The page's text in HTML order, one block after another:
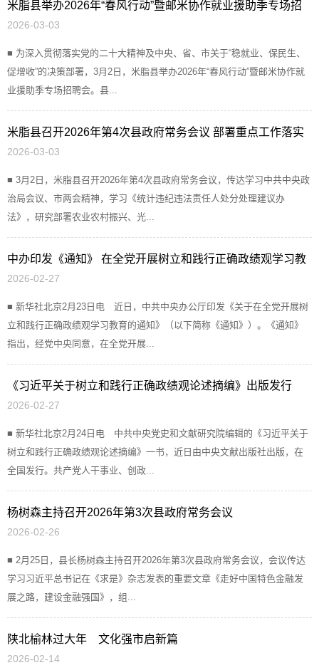
米脂县举办2026年“春风行动”暨邮米协作就业援助季专场招
聘会
2026-03-03
■ 为深入贯彻落实党的二十大精神及中央、省、市关于“稳就业、保民生、
促增收”的决策部署，3月2日，米脂县举办2026年“春风行动”暨邮米协作就
业援助季专场招聘会。县...
米脂县召开2026年第4次县政府常务会议 部署重点工作落实
发展任务
2026-03-03
■ 3月2日，米脂县召开2026年第4次县政府常务会议，传达学习中共中央政
治局会议、市两会精神，学习《统计违纪违法责任人处分处理建议办
法》，研究部署农业农村振兴、光...
中办印发《通知》 在全党开展树立和践行正确政绩观学习教
育
2026-02-27
■ 新华社北京2月23日电 近日，中共中央办公厅印发《关于在全党开展树
立和践行正确政绩观学习教育的通知》（以下简称《通知》）。《通知》
指出，经党中央同意，在全党开展...
《习近平关于树立和践行正确政绩观论述摘编》出版发行
2026-02-27
■ 新华社北京2月24日电 中共中央党史和文献研究院编辑的《习近平关于
树立和践行正确政绩观论述摘编》一书，近日由中央文献出版社出版，在
全国发行。共产党人干事业、创政...
杨树森主持召开2026年第3次县政府常务会议
2026-02-26
■ 2月25日，县长杨树森主持召开2026年第3次县政府常务会议，会议传达
学习习近平总书记在《求是》杂志发表的重要文章《走好中国特色金融发
展之路，建设金融强国》，组...
陕北榆林过大年 文化强市启新篇
2026-02-14